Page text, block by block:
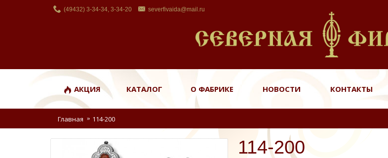
(49432) 3-34-34, 3-34-20 severfivaida@mail.ru
АКЦИЯ КАТАЛОГ О ФАБРИКЕ НОВОСТИ КОНТАКТЫ
Главная 114-200
114-200